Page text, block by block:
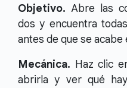
Objetivo. Abre las
dos y encuentra
antes de que se acabe
Mecánica. Haz clic
abrirla y ver qué